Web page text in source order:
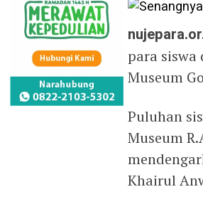
para
Museum
Puluhan
Museum
Khairul